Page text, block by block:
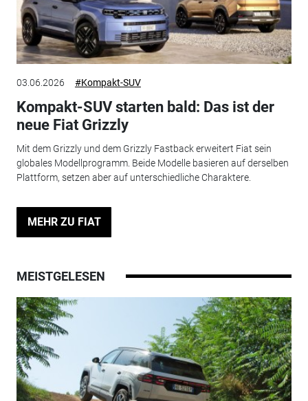
03.06.2026 #Kompakt-SUV
Kompakt-SUV starten bald: Das ist der
neue Fiat Grizzly
Mit dem Grizzly und dem Grizzly Fastback erweitert Fiat sein
globales Modellprogramm. Beide Modelle basieren auf derselben
Plattform, setzen aber auf unterschiedliche Charaktere.
MEHR ZU FIAT
MEISTGELESEN